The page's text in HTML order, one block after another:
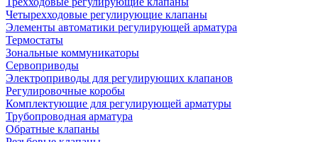
Четырехходовые регулирующие клапаны
Элементы автоматики регулирующей арматура
Термостаты
Зональные коммуникаторы
Сервоприводы
Электроприводы для регулирующих клапанов
Регулировочные коробы
Комплектующие для регулирующей арматуры
Трубопроводная арматура
Обратные клапаны